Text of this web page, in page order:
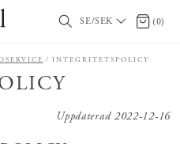
SE/SEK 0 (0)
INTEGRITETSPOLICY
Uppdaterad 2022-12-16